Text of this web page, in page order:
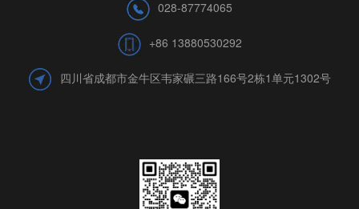
028-87774065
+86 13880530292
四川省成都市金牛区韦家碾三路166号2栋1单元1302号